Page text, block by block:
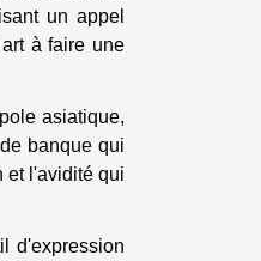
un appel
à faire une
asiatique,
banque qui
et l'avidité qui
d'expression